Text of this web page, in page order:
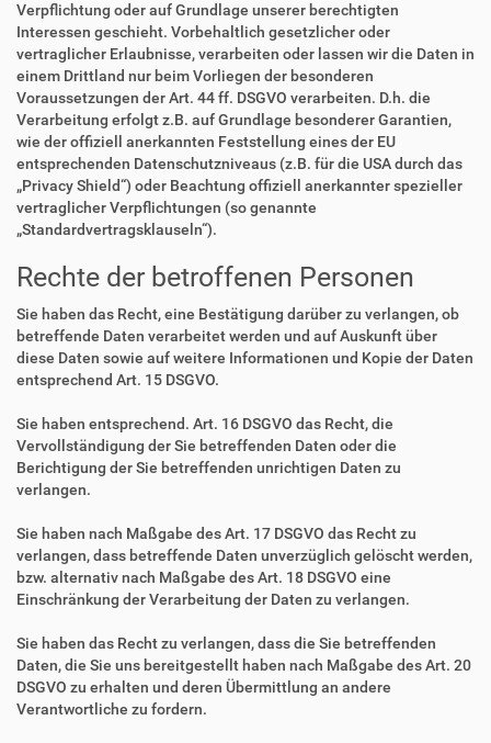
Verpflichtung oder auf Grundlage unserer berechtigten
Interessen geschieht. Vorbehaltlich gesetzlicher oder
vertraglicher Erlaubnisse, verarbeiten oder lassen wir die Daten in
einem Drittland nur beim Vorliegen der besonderen
Voraussetzungen der Art. 44 ff. DSGVO verarbeiten. D.h. die
Verarbeitung erfolgt z.B. auf Grundlage besonderer Garantien,
wie der offiziell anerkannten Feststellung eines der EU
entsprechenden Datenschutzniveaus (z.B. für die USA durch das
„Privacy Shield“) oder Beachtung offiziell anerkannter spezieller
vertraglicher Verpflichtungen (so genannte
„Standardvertragsklauseln“).
Rechte der betroffenen Personen
Sie haben das Recht, eine Bestätigung darüber zu verlangen, ob
betreffende Daten verarbeitet werden und auf Auskunft über
diese Daten sowie auf weitere Informationen und Kopie der Daten
entsprechend Art. 15 DSGVO.
Sie haben entsprechend. Art. 16 DSGVO das Recht, die
Vervollständigung der Sie betreffenden Daten oder die
Berichtigung der Sie betreffenden unrichtigen Daten zu
verlangen.
Sie haben nach Maßgabe des Art. 17 DSGVO das Recht zu
verlangen, dass betreffende Daten unverzüglich gelöscht werden,
bzw. alternativ nach Maßgabe des Art. 18 DSGVO eine
Einschränkung der Verarbeitung der Daten zu verlangen.
Sie haben das Recht zu verlangen, dass die Sie betreffenden
Daten, die Sie uns bereitgestellt haben nach Maßgabe des Art. 20
DSGVO zu erhalten und deren Übermittlung an andere
Verantwortliche zu fordern.